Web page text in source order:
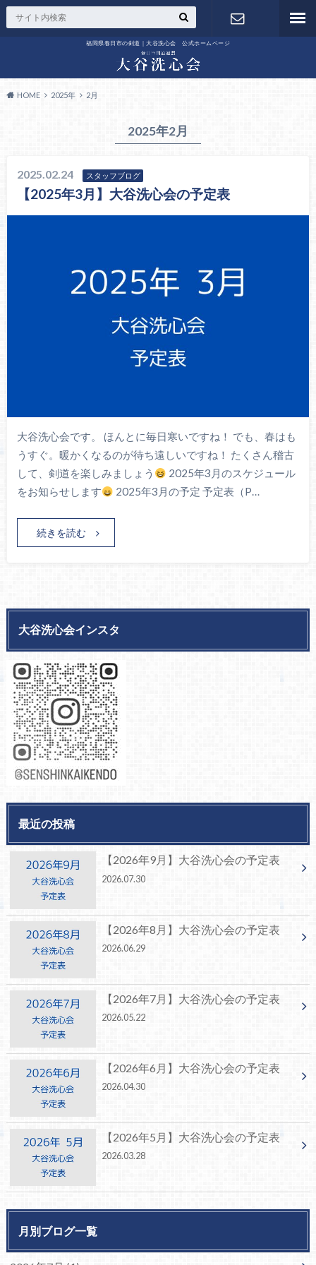
福岡県春日市の剣道｜大谷洗心会 公式ホームページ
HOME 2025年 2月
2025年2月
2025.02.24 スタッフブログ
【2025年3月】大谷洗心会の予定表
大谷洗心会です。 ほんとに毎日寒いですね！ でも、春はも
うすぐ。暖かくなるのが待ち遠しいですね！ たくさん稽古
して、剣道を楽しみましょう
2025年3月のスケジュール
をお知らせします
2025年3月の予定 予定表（P…
続きを読む
大谷洗心会インスタ
最近の投稿
【2026年9月】大谷洗心会の予定表
2026.07.30
【2026年8月】大谷洗心会の予定表
2026.06.29
【2026年7月】大谷洗心会の予定表
2026.05.22
【2026年6月】大谷洗心会の予定表
2026.04.30
【2026年5月】大谷洗心会の予定表
2026.03.28
月別ブログ一覧